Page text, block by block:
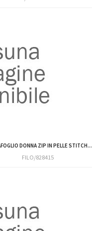
DONNA ZIP IN PELLE STITCH...
FILO/828415